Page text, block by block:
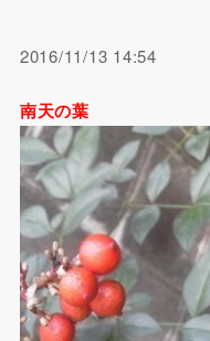
2016/11/13 14:54
南天の葉